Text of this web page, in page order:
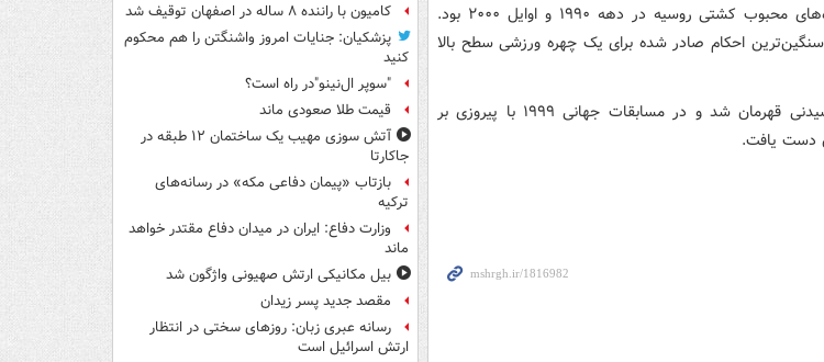
سعید مرتضی‌علی‌یف یکی از چهره‌های محبوب کشتی روسیه در دهه ۱۹۹۰ و اوایل ۲۰۰۰ بود.
احکام صادر شده برای یک چهره ورزشی سطح بالا
مرتضی‌علی‌یف در المپیک ۲۰۰۰ سیدنی قهرمان شد و در مسابقات جهانی ۱۹۹۹ با پیروزی بر
دست یافت.
کامیون با راننده ۸ ساله در اصفهان توقیف شد
پزشکیان: جنایات امروز واشنگتن را هم محکوم
کنید
"سوپر ال‌نینو"در راه است؟
قیمت طلا صعودی ماند
آتش سوزی مهیب یک ساختمان ۱۲ طبقه در
جاکارتا
بازتاب «پیمان دفاعی مکه» در رسانه‌های
ترکیه
وزارت دفاع: ایران در میدان دفاع مقتدر خواهد
ماند
بیل مکانیکی ارتش صهیونی واژگون شد
مقصد جدید پسر زیدان
رسانه عبری زبان: روزهای سختی در انتظار
ارتش اسرائیل است